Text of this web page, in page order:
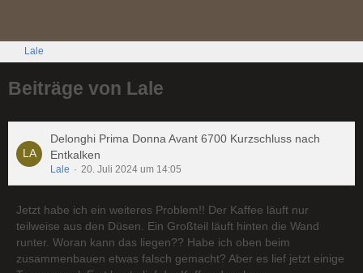
Lale
Beiträge von Lale
Delonghi Prima Donna Avant 6700 Kurzschluss nach
Entkalken
Lale 20. Juli 2024 um 14:05
Jetzt habe ich ein weiteres Problem!! Der Kaffee läuft nur
teilweise aus den Düsen. Ein Großteil läuft hinten die Wand
runter. Woran kann das liegen?? Habe ich oben beim
zusammenbauen etwas falsch gemacht? Aber es lief jetzt einige